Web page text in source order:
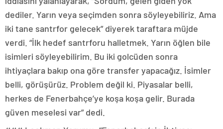
dediler. Yarın veya seçimden sonra söyleyebiliriz. Ama
iki tane santrfor gelecek” diyerek taraftara müjde
verdi. “İlk hedef santrforu halletmek. Yarın öğlen bile
isimleri söyleyebilirim. Bu iki golcüden sonra
ihtiyaçlara bakıp ona göre transfer yapacağız. İsimler
belli, görüşürüz. Problem değil ki. Piyasalar belli,
herkes de Fenerbahçe’ye koşa koşa gelir. Burada
güven meselesi var” dedi.